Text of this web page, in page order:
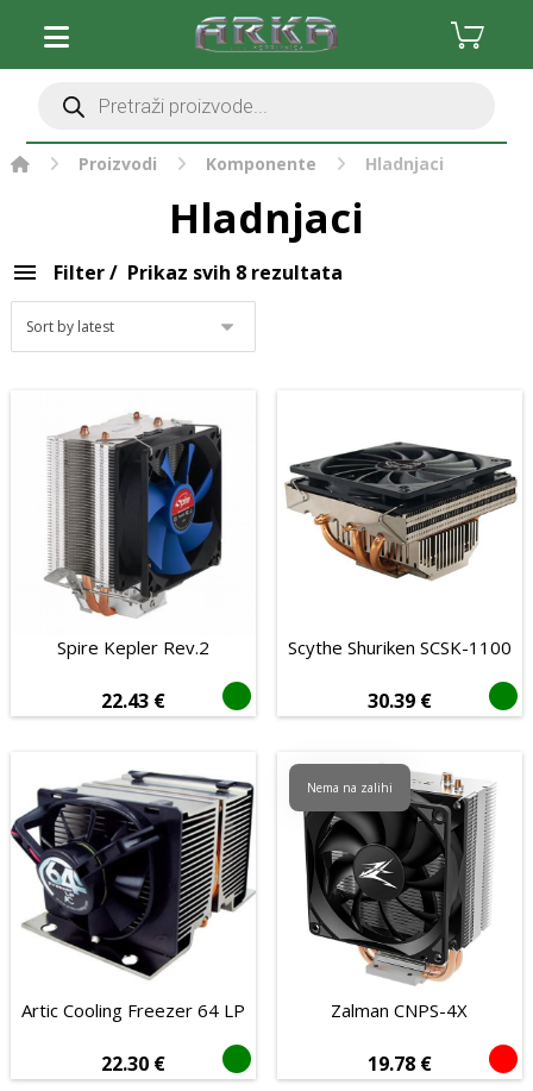
Proizvodi Komponente Hladnjaci
Hladnjaci
Filter Prikaz svih 8 rezultata
Stolna računala
Monitori i oprema
Komponente
Procesori
Matične ploče
Radna memorija (RAM)
Pohrana podataka
Hladnjaci
Napajanja
Ventilatori
Optički uređaji
Kontroleri
Zvučne kartice
Pisači, skeneri i oprema
Software
Gaming i zabava
Mrežna oprema
Foto, video i oprema
Baterije i punjači
Tablet računala
Spire Kepler Rev.2
22.43 €
Scythe Shuriken SCSK-1100
30.39 €
Artic Cooling Freezer 64 LP
22.30 €
Zalman CNPS-4X
19.78 €
Nema na zalihi